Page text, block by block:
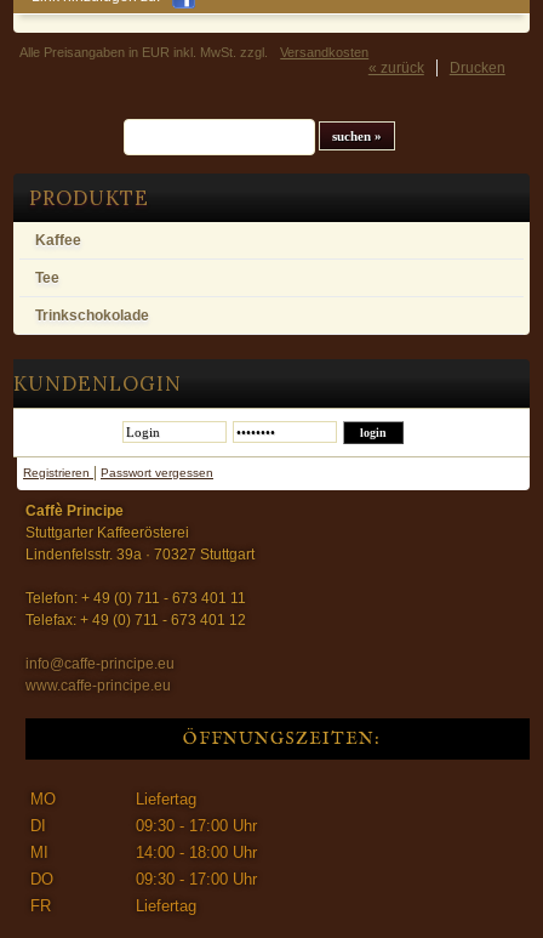
PRODUKTE
Kaffee
Tee
Trinkschokolade
KUNDENLOGIN
Registrieren Passwort vergessen
Caffè Principe
Stuttgarter Kaffeerösterei
Lindenfelsstr. 39a · 70327 Stuttgart
Telefon: + 49 (0) 711 - 673 401 11
Telefax: + 49 (0) 711 - 673 401 12
info@caffe-principe.eu
www.caffe-principe.eu
ÖFFNUNGSZEITEN:
MO
Liefertag
DI
09:30 - 17:00 Uhr
MI
14:00 - 18:00 Uhr
DO
09:30 - 17:00 Uhr
FR
Liefertag
Alle Preisangaben in EUR inkl. MwSt. zzgl. Versandkosten
Drucken
« zurück